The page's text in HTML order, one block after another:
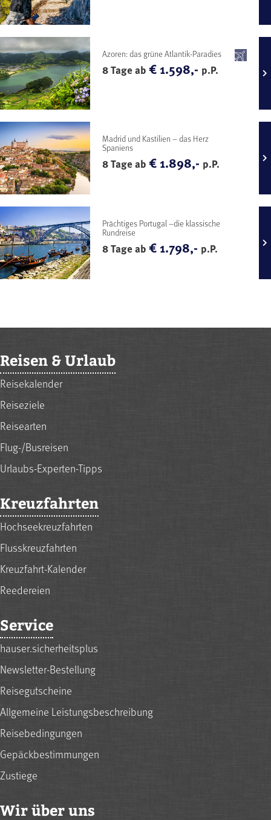
Azoren: das grüne Atlantik-Paradies
8 Tage ab€ 1.598,- p.P.
Madrid und Kastilien – das Herz
Spaniens
8 Tage ab€ 1.898,- p.P.
Prächtiges Portugal –die klassische
Rundreise
8 Tage ab€ 1.798,- p.P.
Reisen & Urlaub
Reisekalender
Reiseziele
Reisearten
Flug-/Busreisen
Urlaubs-Experten-Tipps
Kreuzfahrten
Hochseekreuzfahrten
Flusskreuzfahrten
Kreuzfahrt-Kalender
Reedereien
Service
hauser.sicherheitsplus
Newsletter-Bestellung
Reisegutscheine
Allgemeine Leistungsbeschreibung
Reisebedingungen
Gepäckbestimmungen
Zustiege
Wir über uns